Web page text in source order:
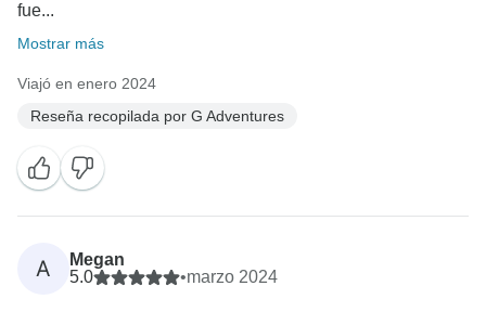
fue...
Mostrar más
Viajó en enero 2024
Reseña recopilada por G Adventures
A
Megan
5.0
•marzo 2024